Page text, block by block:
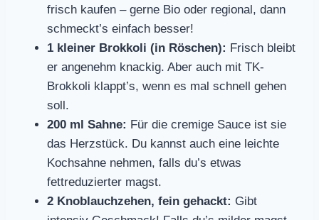
frisch kaufen – gerne Bio oder regional, dann
schmeckt’s einfach besser!
1 kleiner Brokkoli (in Röschen): Frisch bleibt
er angenehm knackig. Aber auch mit TK-
Brokkoli klappt’s, wenn es mal schnell gehen
soll.
200 ml Sahne: Für die cremige Sauce ist sie
das Herzstück. Du kannst auch eine leichte
Kochsahne nehmen, falls du’s etwas
fettreduzierter magst.
2 Knoblauchzehen, fein gehackt: Gibt